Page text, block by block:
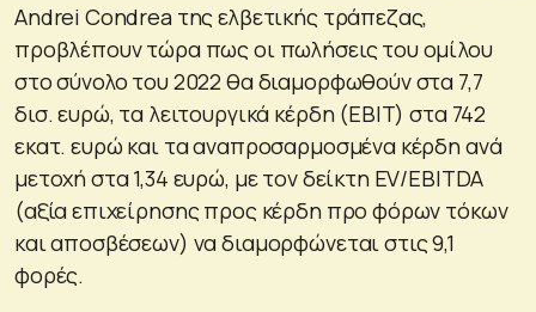
Andrei Condrea της ελβετικής τράπεζας,
προβλέπουν τώρα πως οι πωλήσεις του ομίλου
στο σύνολο του 2022 θα διαμορφωθούν στα 7,7
δισ. ευρώ, τα λειτουργικά κέρδη (EBIT) στα 742
εκατ. ευρώ και τα αναπροσαρμοσμένα κέρδη ανά
μετοχή στα 1,34 ευρώ, με τον δείκτη EV/EBITDA
(αξία επιχείρησης προς κέρδη προ φόρων τόκων
και αποσβέσεων) να διαμορφώνεται στις 9,1
φορές.